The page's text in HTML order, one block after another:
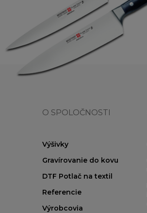
O SPOLOČNOSTI
Výšivky
Gravírovanie do kovu
DTF Potlač na textil
Referencie
Výrobcovia